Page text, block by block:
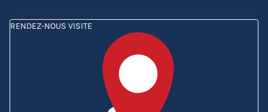
RENDEZ-NOUS VISITE